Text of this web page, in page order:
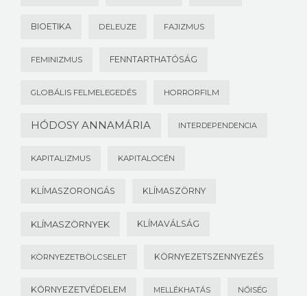
BIOETIKA DELEUZE FAJIZMUS
FEMINIZMUS FENNTARTHATÓSÁG
GLOBÁLIS FELMELEGEDÉS HORRORFILM
HÓDOSY ANNAMÁRIA INTERDEPENDENCIA
KAPITALIZMUS KAPITALOCÉN
KLÍMASZORONGÁS KLÍMASZÖRNY
KLÍMASZÖRNYEK KLÍMAVÁLSÁG
KÖRNYEZETBÖLCSELET KÖRNYEZETSZENNYEZÉS
KÖRNYEZETVÉDELEM MELLÉKHATÁS NŐISÉG